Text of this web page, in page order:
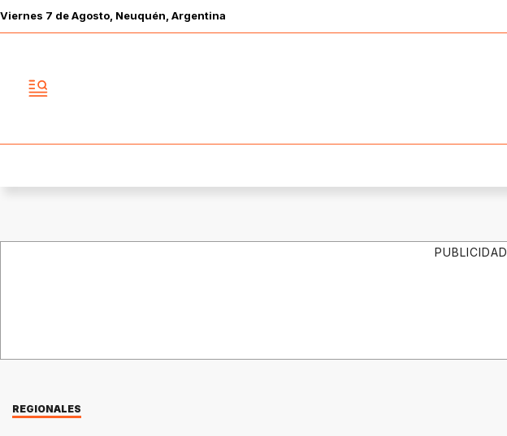
Viernes 7 deAgosto , Neuquén, Argentina
PUBLICIDAD
REGIONALES